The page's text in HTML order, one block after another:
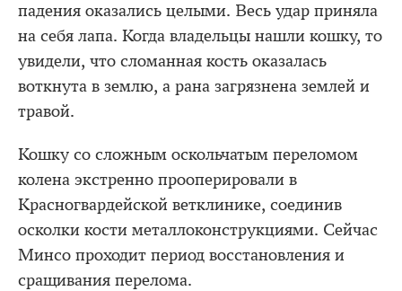
падения оказались целыми. Весь удар приняла
на себя лапа. Когда владельцы нашли кошку, то
увидели, что сломанная кость оказалась
воткнута в землю, а рана загрязнена землей и
травой.
Кошку со сложным оскольчатым переломом
колена экстренно прооперировали в
Красногвардейской ветклинике, соединив
осколки кости металлоконструкциями. Сейчас
Минсо проходит период восстановления и
сращивания перелома.